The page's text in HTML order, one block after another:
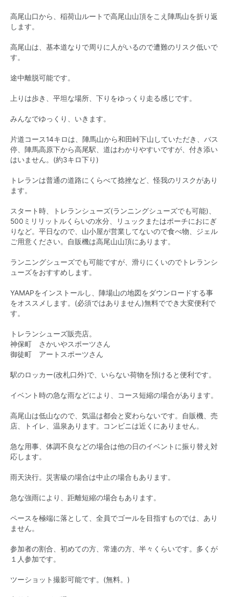
高尾山口から、稲荷山ルートで高尾山山頂をこえ陣馬山を折り返
します。
高尾山は、基本道なりで周りに人がいるので遭難のリスク低いで
す。
途中離脱可能です。
上りは歩き、平坦な場所、下りをゆっくり走る感じです。
みんなでゆっくり、いきます。
片道コース14キロは、陣馬山から和田峠下山していただき、バス
停、陣馬高原下から高尾駅、道はわかりやすいですが、付き添い
はいません。(約3キロ下り)
トレランは普通の道路にくらべて捻挫など、怪我のリスクがあり
ます。
スタート時、トレランシューズ(ランニングシューズでも可能)、
500ミリリットルくらいの水分、リュックまたはポーチにおにぎ
りなど。平日なので、山小屋が営業してないので食べ物、ジェル
ご用意ください。自販機は高尾山山頂にあります。
ランニングシューズでも可能ですが、滑りにくいのでトレランシ
ューズをおすすめします。
YAMAPをインストールし、陣場山の地図をダウンロードする事
をオススメします。(必須ではありません)無料ででき大変便利で
す。
トレランシューズ販売店。
神保町 さかいやスポーツさん
御徒町 アートスポーツさん
駅のロッカー(改札口外)で、いらない荷物を預けると便利です。
イベント時の急な雨などにより、コース短縮の場合があります。
高尾山は低山なので、気温は都会と変わらないです。自販機、売
店、トイレ、温泉あります。コンビニは近くにありません。
急な用事、体調不良などの場合は他の日のイベントに振り替え対
応します。
雨天決行。災害級の場合は中止の場合もあります。
急な強雨により、距離短縮の場合もあります。
ペースを極端に落として、全員でゴールを目指すものでは、あり
ません。
参加者の割合、初めての方、常連の方、半々くらいです。多くが
１人参加です。
ツーショット撮影可能です。(無料。)